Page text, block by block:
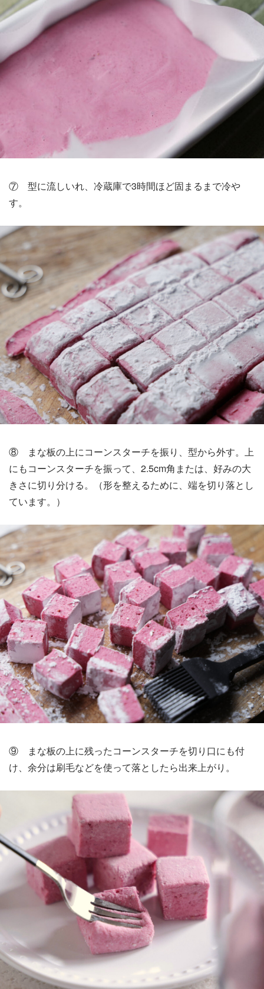
⑦ 型に流しいれ、冷蔵庫で3時間ほど固まるまで冷や
す。
⑧ まな板の上にコーンスターチを振り、型から外す。上
にもコーンスターチを振って、2.5cm角または、好みの大
きさに切り分ける。（形を整えるために、端を切り落とし
ています。）
⑨ まな板の上に残ったコーンスターチを切り口にも付
け、余分は刷毛などを使って落としたら出来上がり。